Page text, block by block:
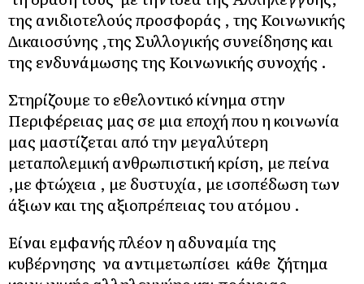
της ανιδιοτελούς προσφοράς , της Κοινωνικής
Δικαιοσύνης ,της Συλλογικής συνείδησης και
της ενδυνάμωσης της Κοινωνικής συνοχής .
Στηρίζουμε το εθελοντικό κίνημα στην
Περιφέρειας μας σε μια εποχή που η κοινωνία
μας μαστίζεται από την μεγαλύτερη
μεταπολεμική ανθρωπιστική κρίση, με πείνα
,με φτώχεια , με δυστυχία, με ισοπέδωση των
άξιων και της αξιοπρέπειας του ατόμου .
Είναι εμφανής πλέον η αδυναμία της
κυβέρνησης να αντιμετωπίσει κάθε ζήτημα